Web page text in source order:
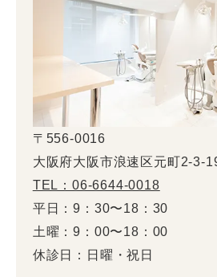
〒556-0016
大阪府大阪市浪速区元町2-
TEL：06-6644-0018
平日：9：30〜18：30
土曜：9：00〜18：00
休診日：日曜・祝日